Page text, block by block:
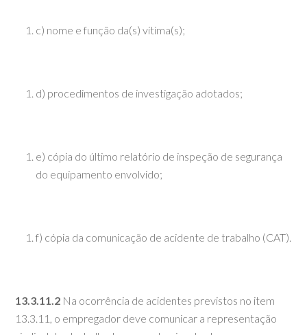
c) nome e função da(s) vítima(s);
d) procedimentos de investigação adotados;
e) cópia do último relatório de inspeção de segurança
do equipamento envolvido;
f) cópia da comunicação de acidente de trabalho (CAT).
13.3.11.2 Na ocorrência de acidentes previstos no item
13.3.11, o empregador deve comunicar a representação